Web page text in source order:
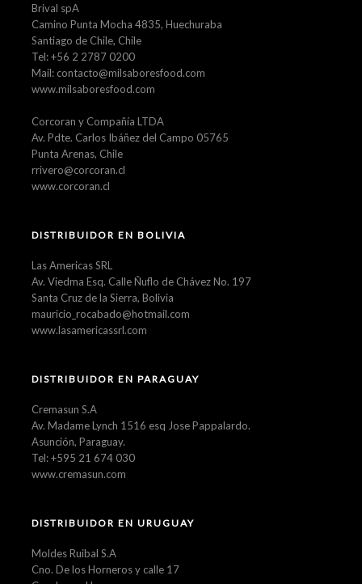
Brival spA
Camino Punta Mocha 4835, Huechuraba
Santiago de Chile, Chile
Tel: +56 2 2787 0200
Mail: contacto@milsaboresfood.com
www.milsaboresfood.com
Corcoran y Compañía LTDA
Av. Pdte. Carlos Ibáñez del Campo 05765
Punta Arenas, Chile
rrivero@corcoran.cl
www.corcoran.cl
DISTRIBUIDOR EN BOLIVIA
Las Americas SRL
Av. Viedma Esq. Calle Ñuflo de Chávez No. 197
Santa Cruz de la Sierra, Bolivia
mauricio_rocabado@hotmail.com
www.lasamericassrl.com
DISTRIBUIDOR EN PARAGUAY
Cremasun S.A
Av. Madame Lynch 1516 esq Jose Pappalardo.
Asunción, Paraguay.
Tel: +595 21 674 030
www.cremasun.com
DISTRIBUIDOR EN URUGUAY
Moldes Ruibal S.A
Cno. De los Horneros y calle 17